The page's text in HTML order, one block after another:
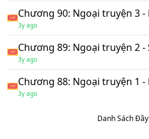
xương người và
vô cùng sợ hãi!!! Thì ra đó là
chứng tỏ tình yêu của mình...
Truyện đã được hoàn thành và
đó là các tấm lòng của độc giả
bạn đón xem quyển
Chương 90: Ngoại truyện 3 -
3y ago
Chương 89: Ngoại truyện 2 -
3y ago
Chương 88: Ngoại truyện 1 -
3y ago
Danh Sách